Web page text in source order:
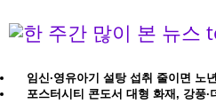
임신·영유아기 설탕 섭취 줄이면 노
포스터시티 콘도서 대형 화재, 강풍·